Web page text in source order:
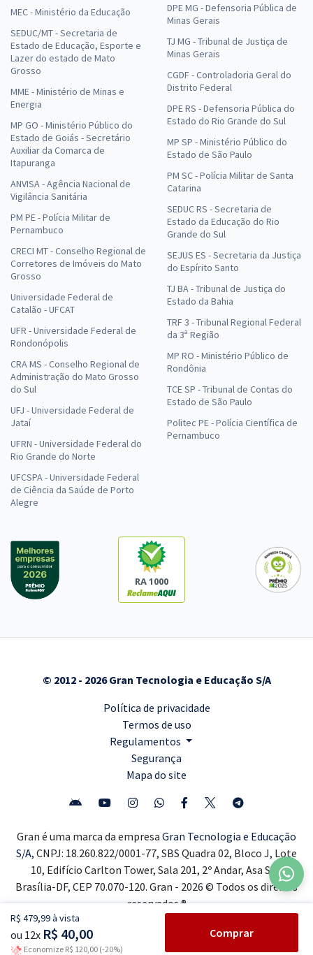
R$ 479,99 à vista
ou 12x R$ 40,00
Economize R$ 120,00 (-20%)
Comprar
MEC - Ministério da Educação
SEDUC/MT - Secretaria de
Estado de Educação, Esporte e
Lazer do estado de Mato
Grosso
MME - Ministério de Minas e
Energia
MP GO - Ministério Público do
Estado de Goiás - Secretário
Auxiliar da Comarca de
Itapuranga
ANVISA - Agência Nacional de
Vigilância Sanitária
PM PE - Polícia Militar de
Pernambuco
CRECI MT - Conselho Regional de
Corretores de Imóveis do Mato
Grosso
Universidade Federal de
Catalão - UFCAT
UFR - Universidade Federal de
Rondonópolis
CRA MS - Conselho Regional de
Administração do Mato Grosso
do Sul
UFJ - Universidade Federal de
Jataí
UFRN - Universidade Federal do
Rio Grande do Norte
UFCSPA - Universidade Federal
de Ciência da Saúde de Porto
Alegre
DPE MG - Defensoria Pública de
Minas Gerais
TJ MG - Tribunal de Justiça de
Minas Gerais
CGDF - Controladoria Geral do
Distrito Federal
DPE RS - Defensoria Pública do
Estado do Rio Grande do Sul
MP SP - Ministério Público do
Estado de São Paulo
PM SC - Polícia Militar de Santa
Catarina
SEDUC RS - Secretaria de
Estado da Educação do Rio
Grande do Sul
SEJUS ES - Secretaria da Justiça
do Espírito Santo
TJ BA - Tribunal de Justiça do
Estado da Bahia
TRF 3 - Tribunal Regional Federal
da 3ª Região
MP RO - Ministério Público de
Rondônia
TCE SP - Tribunal de Contas do
Estado de São Paulo
Politec PE - Polícia Científica de
Pernambuco
RA 1000
© 2012 - 2026 Gran Tecnologia e Educação S/A
Política de privacidade
Termos de uso
Regulamentos
Segurança
Mapa do site
Gran é uma marca da empresa Gran Tecnologia e Educação
S/A, CNPJ: 18.260.822/0001-77, SBS Quadra 02, Bloco J, Lote
10, Edifício Carlton Tower, Sala 201, 2º Andar, Asa Sul,
Brasília-DF, CEP 70.070-120. Gran - 2026 © Todos os direitos
reservados ®